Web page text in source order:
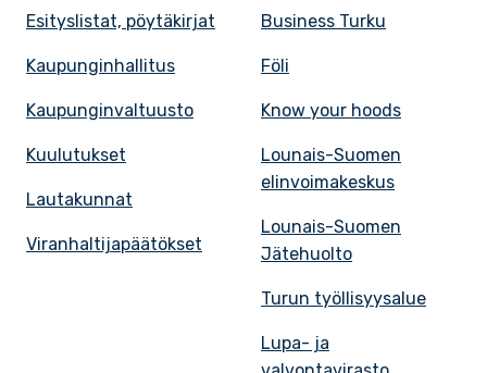
Esityslistat, pöytäkirjat
Kaupunginhallitus
Kaupunginvaltuusto
Kuulutukset
Lautakunnat
Viranhaltijapäätökset
Business Turku
Föli
Know your hoods
Lounais-Suomen
elinvoimakeskus
Lounais-Suomen
Jätehuolto
Turun työllisyysalue
Lupa- ja